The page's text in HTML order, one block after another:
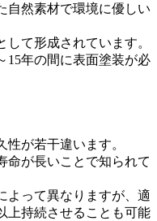
自然素材で環境に優しい
て形成されています。
15年の間に表面塗装が必
が若干違います。
命が長いことで知られて
よって異なりますが、適
上持続させることも可能